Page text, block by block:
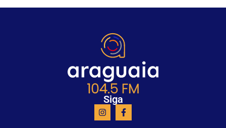
Siga